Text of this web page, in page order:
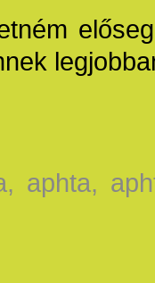
aphta,